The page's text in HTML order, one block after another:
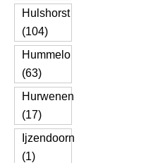
Hulshorst
(104)
Hummelo
(63)
Hurwenen
(17)
Ijzendoorn
(1)